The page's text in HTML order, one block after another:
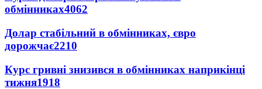
обмінниках4062
Долар стабільний в обмінниках, євро
дорожчає2210
Курс гривні знизився в обмінниках наприкінці
тижня1918